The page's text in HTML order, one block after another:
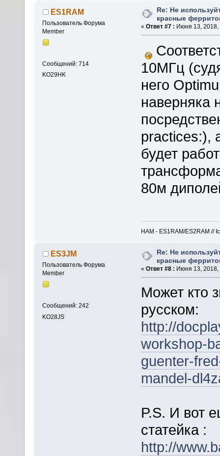
ES1RAM
Пользователь Форума
Member
Сообщений: 714
KO29HK
Re: Не
красные
« Ответ #7 : Июня 13, 2018,
10МГц
него
наверняка
practices:),
будет
80м
HAM - ES1RAM/ES2RAM //
ES3JM
Пользователь Форума
Member
Сообщений: 242
KO28JS
Re: Не
красные
« Ответ #8 : Июня 13, 2018,
Может кто
русском:
http://
workshop-
guenter-
mandel-
P.S. И вот
статейка :
http://